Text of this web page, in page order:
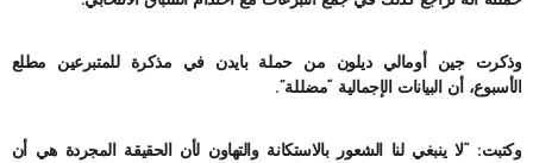
وذكرت جين أومالي ديلون من حملة بايدن في مذكرة للمتبرعين مطلع
الأسبوع، أن البيانات الإجمالية “مضللة”.
وكتبت: “لا ينبغي لنا الشعور بالاستكانة والتهاون لأن الحقيقة المجردة هي أن